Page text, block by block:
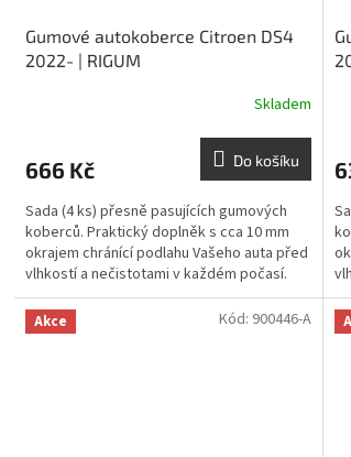
Gumové autokoberce Citroen DS4
2022- | RIGUM
Skladem
666 Kč Do košíku
Sada (4 ks) přesně pasujících gumových
koberců. Praktický doplněk s cca 10 mm
okrajem chránící podlahu Vašeho auta před
vlhkostí a nečistotami v každém počasí.
Akce Kód: 900446-A